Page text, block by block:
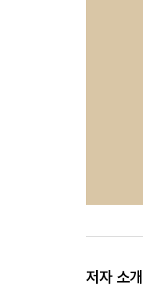
저자 소개